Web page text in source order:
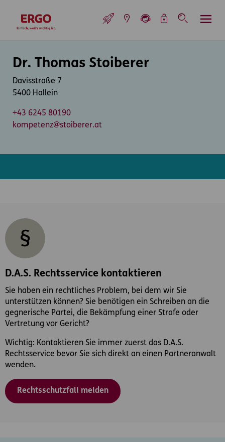
zur Startseite
Dr. Thomas Stoiberer
Davisstraße 7
5400 Hallein
+43 6245 80190
kompetenz@stoiberer.at
D.A.S. Rechtsservice kontaktieren
Sie haben ein rechtliches Problem, bei dem wir Sie
unterstützen können? Sie benötigen ein Schreiben an die
gegnerische Partei, die Bekämpfung einer Strafe oder
Vertretung vor Gericht?
Wichtig: Kontaktieren Sie immer zuerst das D.A.S.
Rechtsservice bevor Sie sich direkt an einen Partneranwalt
wenden.
Rechtsschutzfall melden